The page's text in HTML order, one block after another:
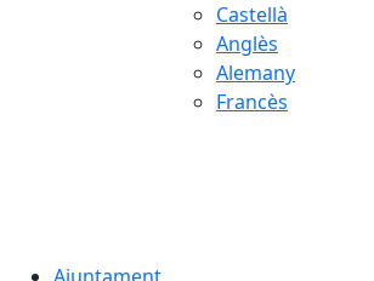
Castellà
Anglès
Alemany
Francès